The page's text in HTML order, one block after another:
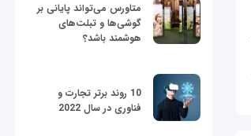
متاورس می‌تواند پایانی بر
گوشی‌ها و تبلت‌های
هوشمند باشد؟
10 روند برتر تجارت و
فناوری در سال 2022